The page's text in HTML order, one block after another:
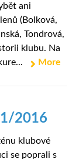
ani
(Bolková,
Tondrová,
klubu. Na
More
2016
klubové
se poprali s